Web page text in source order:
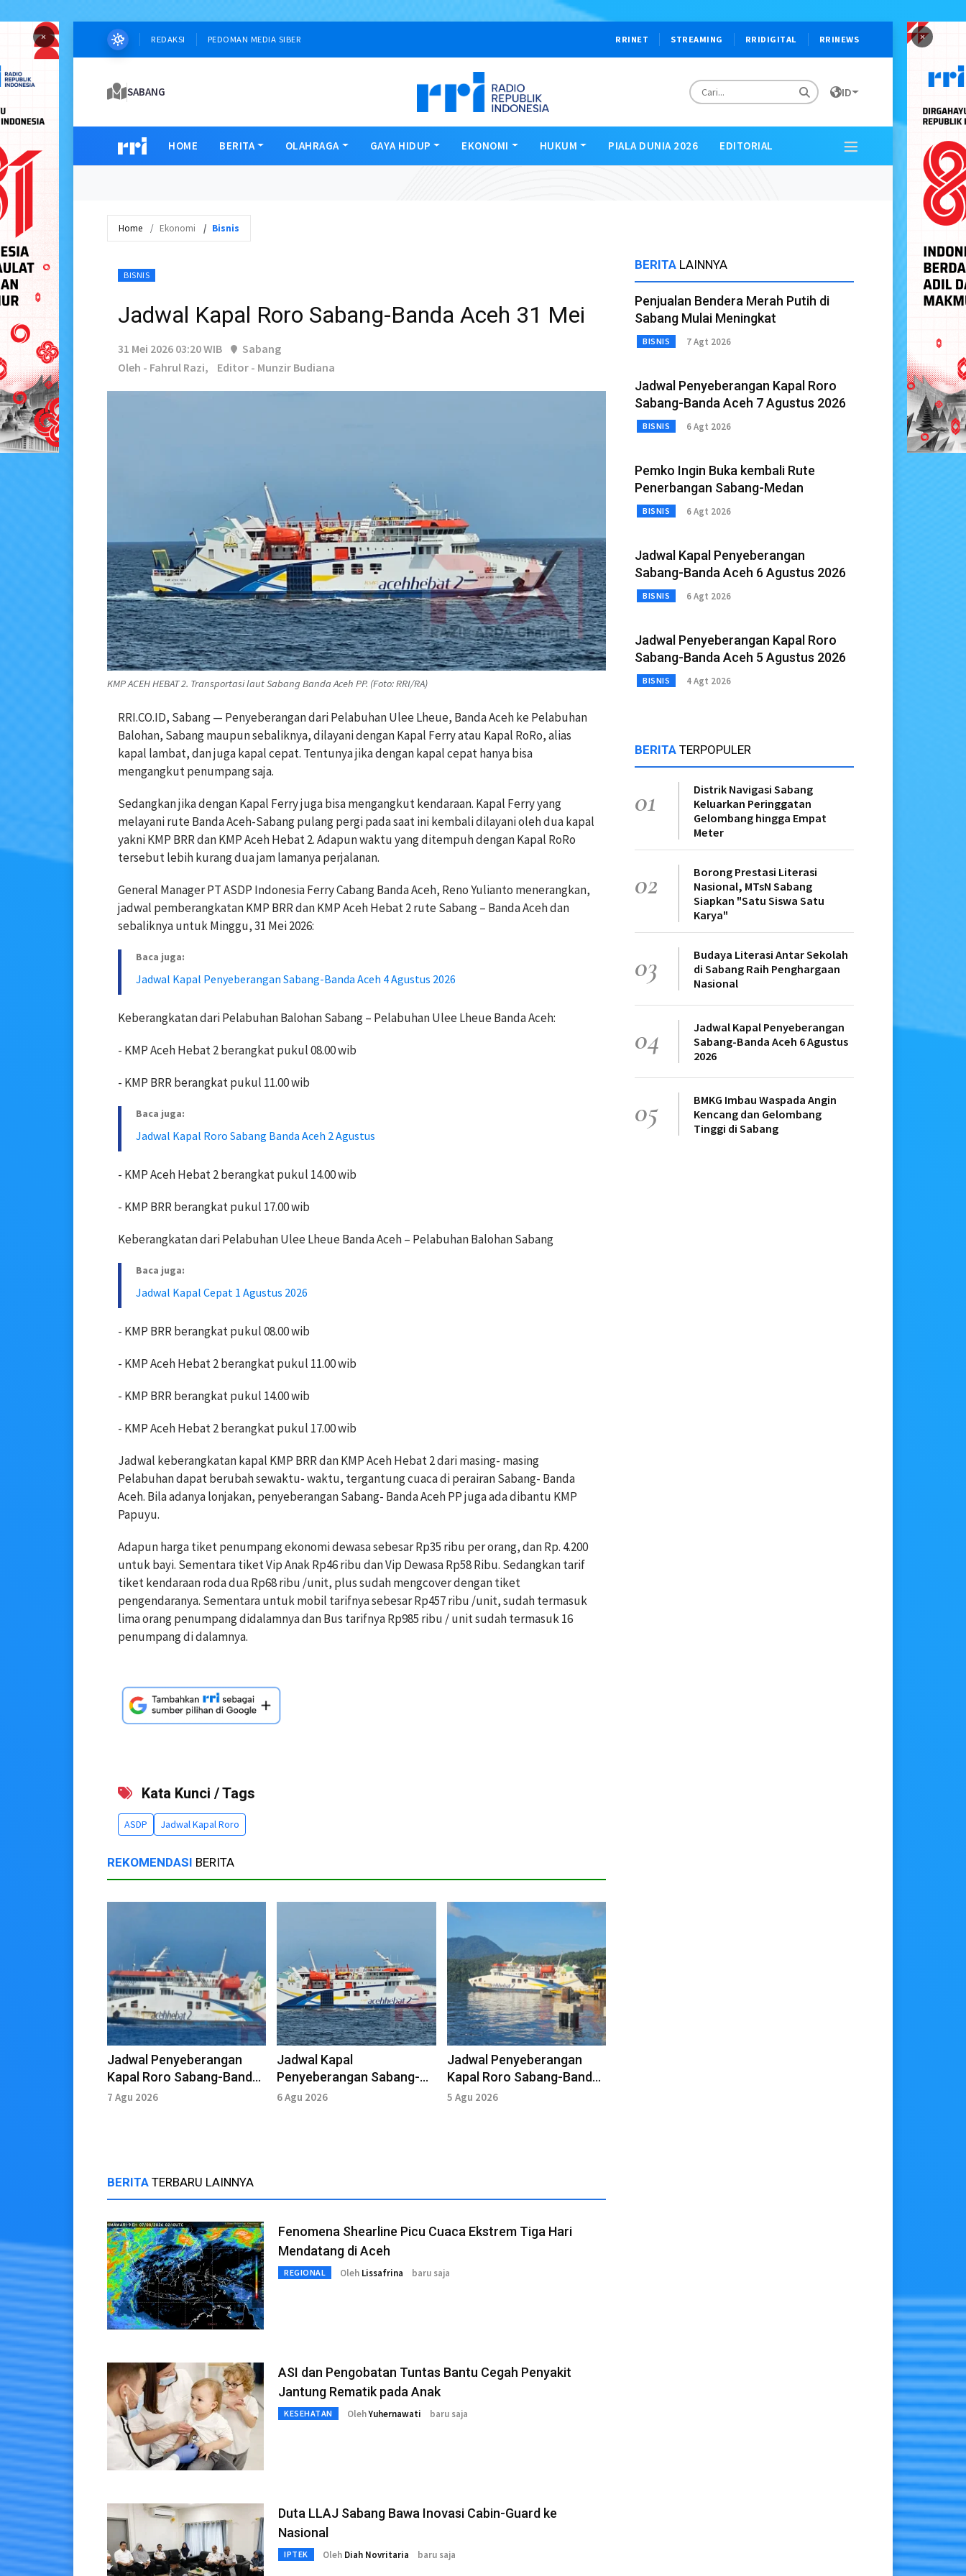
× ×
REDAKSI PEDOMAN MEDIA SIBER RRINET STREAMING RRIDIGITAL RRINEWS
SABANG ID
HOME BERITA OLAHRAGA GAYA HIDUP EKONOMI HUKUM PIALA DUNIA 2026 EDITORIAL
Home Ekonomi Bisnis
BISNIS
Jadwal Kapal Roro Sabang-Banda Aceh 31 Mei
31 Mei 2026 03:20 WIB
Sabang
Oleh - Fahrul Razi,
Editor - Munzir Budiana
KMP ACEH HEBAT 2. Transportasi laut Sabang Banda Aceh PP. (Foto: RRI/RA)
RRI.CO.ID, Sabang — Penyeberangan dari Pelabuhan Ulee Lheue, Banda Aceh ke Pelabuhan
Balohan, Sabang maupun sebaliknya, dilayani dengan Kapal Ferry atau Kapal RoRo, alias
kapal lambat, dan juga kapal cepat. Tentunya jika dengan kapal cepat hanya bisa
mengangkut penumpang saja.
Sedangkan jika dengan Kapal Ferry juga bisa mengangkut kendaraan. Kapal Ferry yang
melayani rute Banda Aceh-Sabang pulang pergi pada saat ini kembali dilayani oleh dua kapal
yakni KMP BRR dan KMP Aceh Hebat 2. Adapun waktu yang ditempuh dengan Kapal RoRo
tersebut lebih kurang dua jam lamanya perjalanan.
General Manager PT ASDP Indonesia Ferry Cabang Banda Aceh, Reno Yulianto menerangkan,
jadwal pemberangkatan KMP BRR dan KMP Aceh Hebat 2 rute Sabang – Banda Aceh dan
sebaliknya untuk Minggu, 31 Mei 2026:
Baca juga:
Jadwal Kapal Penyeberangan Sabang-Banda Aceh 4 Agustus 2026
Keberangkatan dari Pelabuhan Balohan Sabang – Pelabuhan Ulee Lheue Banda Aceh:
- KMP Aceh Hebat 2 berangkat pukul 08.00 wib
- KMP BRR berangkat pukul 11.00 wib
Baca juga:
Jadwal Kapal Roro Sabang Banda Aceh 2 Agustus
- KMP Aceh Hebat 2 berangkat pukul 14.00 wib
- KMP BRR berangkat pukul 17.00 wib
Keberangkatan dari Pelabuhan Ulee Lheue Banda Aceh – Pelabuhan Balohan Sabang
Baca juga:
Jadwal Kapal Cepat 1 Agustus 2026
- KMP BRR berangkat pukul 08.00 wib
- KMP Aceh Hebat 2 berangkat pukul 11.00 wib
- KMP BRR berangkat pukul 14.00 wib
- KMP Aceh Hebat 2 berangkat pukul 17.00 wib
Jadwal keberangkatan kapal KMP BRR dan KMP Aceh Hebat 2 dari masing- masing
Pelabuhan dapat berubah sewaktu- waktu, tergantung cuaca di perairan Sabang- Banda
Aceh. Bila adanya lonjakan, penyeberangan Sabang- Banda Aceh PP juga ada dibantu KMP
Papuyu.
Adapun harga tiket penumpang ekonomi dewasa sebesar Rp35 ribu per orang, dan Rp. 4.200
untuk bayi. Sementara tiket Vip Anak Rp46 ribu dan Vip Dewasa Rp58 Ribu. Sedangkan tarif
tiket kendaraan roda dua Rp68 ribu /unit, plus sudah mengcover dengan tiket
pengendaranya. Sementara untuk mobil tarifnya sebesar Rp457 ribu /unit, sudah termasuk
lima orang penumpang didalamnya dan Bus tarifnya Rp985 ribu / unit sudah termasuk 16
penumpang di dalamnya.
Kata Kunci / Tags
ASDP Jadwal Kapal Roro
REKOMENDASI BERITA
Jadwal Penyeberangan
Kapal Roro Sabang-Banda
Aceh 7 Agustus 2026
7 Agu 2026
Jadwal Kapal
Penyeberangan Sabang-
Banda Aceh 6 Agustus
6 Agu 2026
Jadwal Penyeberangan
Kapal Roro Sabang-Banda
Aceh 5 Agustus 2026
5 Agu 2026
BERITA TERBARU LAINNYA
Fenomena Shearline Picu Cuaca Ekstrem Tiga Hari
Mendatang di Aceh
REGIONAL Oleh Lissafrina baru saja
ASI dan Pengobatan Tuntas Bantu Cegah Penyakit
Jantung Rematik pada Anak
KESEHATAN OlehYuhernawati baru saja
Duta LLAJ Sabang Bawa Inovasi Cabin-Guard ke
Nasional
IPTEK Oleh Diah Novritaria baru saja
BERITA LAINNYA
Penjualan Bendera Merah Putih di
Sabang Mulai Meningkat
BISNIS 7 Agt 2026
Jadwal Penyeberangan Kapal Roro
Sabang-Banda Aceh 7 Agustus 2026
BISNIS 6 Agt 2026
Pemko Ingin Buka kembali Rute
Penerbangan Sabang-Medan
BISNIS 6 Agt 2026
Jadwal Kapal Penyeberangan
Sabang-Banda Aceh 6 Agustus 2026
BISNIS 6 Agt 2026
Jadwal Penyeberangan Kapal Roro
Sabang-Banda Aceh 5 Agustus 2026
BISNIS 4 Agt 2026
BERITA TERPOPULER
01
Distrik Navigasi Sabang
Keluarkan Peringgatan
Gelombang hingga Empat
Meter
02
Borong Prestasi Literasi
Nasional, MTsN Sabang
Siapkan "Satu Siswa Satu
Karya"
03
Budaya Literasi Antar Sekolah
di Sabang Raih Penghargaan
Nasional
04
Jadwal Kapal Penyeberangan
Sabang-Banda Aceh 6 Agustus
2026
05
BMKG Imbau Waspada Angin
Kencang dan Gelombang
Tinggi di Sabang